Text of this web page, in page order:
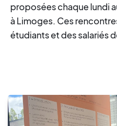
proposées chaque lundi
à Limoges. Ces
étudiants et des salariés